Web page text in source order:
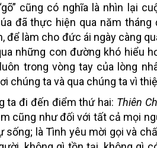
“gõ” cũng có nghĩa là nhìn
đã thực hiện qua năm
để làm cho đức ái ngày càng
những con đường khó hiểu
trong vòng tay của lòng
chúng ta và qua chúng ta vì
ta đi đến điểm thứ hai: Thiên
cũng như đối với tất cả mọi
sống; là Tình yêu mời gọi và